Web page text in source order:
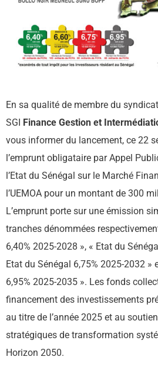
En sa qualité de membre du
SGI Finance Gestion et
vous informer du lancement, ce 22
l’emprunt obligataire par Appel
l’Etat du Sénégal sur le Marché
l’UEMOA pour un montant de 300
L’emprunt porte sur une émission
tranches dénommées
6,40% 2025-2028 », « Etat du
Etat du Sénégal 6,75% 2025-2032 »
6,95% 2025-2035 ». Les fonds
financement des investissements
au titre de l’année 2025 et au
stratégiques de transformation
Horizon 2050.